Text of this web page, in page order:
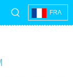
FRA